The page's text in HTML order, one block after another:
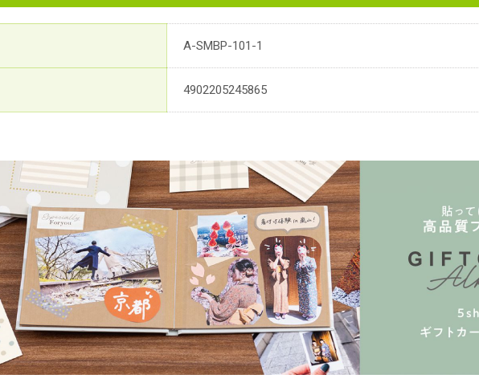
A-SMBP-101-1
4902205245865